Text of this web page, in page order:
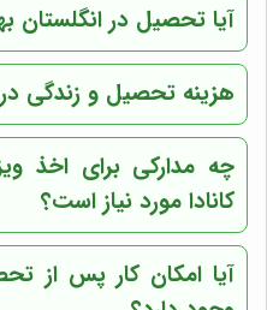
آیا تحصیل در انگلستان
هزینه تحصیل و زندگی
چه مدارکی برای اخذ
کانادا مورد نیاز است؟
آیا امکان کار پس از